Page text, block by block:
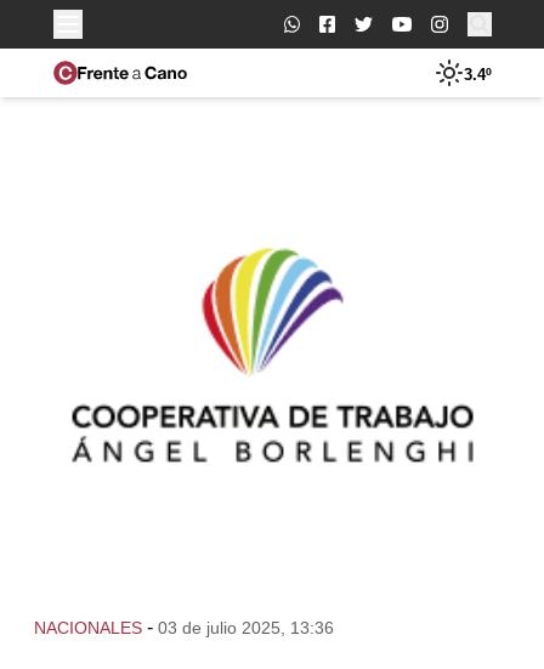
Buscar:
3.4º
NACIONALES - 03 de julio 2025, 13:36